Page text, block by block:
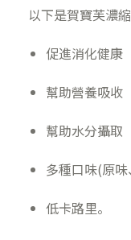
以下是賀寶芙濃
促進消化健康
幫助營養吸收
幫助水分攝取
多種口味(原
低卡路里。